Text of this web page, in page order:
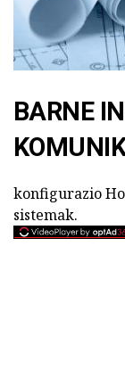
BARNE
konfigurazio
sistemak.